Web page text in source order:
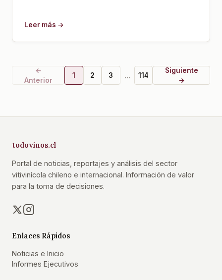
Leer más →
←
Anterior
1 2 3 ... 114
Siguiente
→
todovinos.cl
Portal de noticias, reportajes y análisis del sector
vitivinícola chileno e internacional. Información de valor
para la toma de decisiones.
Enlaces Rápidos
Noticias e Inicio
Informes Ejecutivos